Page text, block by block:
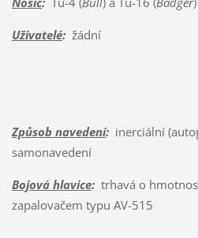
Uživatelé:žádní
Způsob navedení:inerciální
samonavedení
Bojová hlavice:trhavá o
zapalovačem typu AV-515